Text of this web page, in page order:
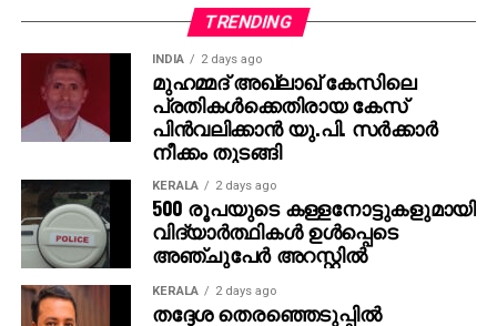
പട്ടികയില്‍ പേരുചേര്‍ക്കാമെന്നും തെരഞ്ഞെടുപ്പ്
കമ്മീഷന്‍ വ്യക്തമാക്കുന്നു.
ബിഹാറിലെ പ്രത്യേക സംഗ്രഹ പട്ടിക
പരിഷ്‌കരണത്തിന് (എസ് ഐ ആര്‍) ശേഷം
സെപ്റ്റംബര്‍ 30ന് പുറത്തിറക്കിയ പട്ടികയില്‍ 7.42 കോടി
വോട്ടര്‍മാരാണുണ്ടായിരുന്നത്. വോട്ടെടുപ്പിനുശേഷം,
നവംബര്‍ 12ന് പുറത്തിറക്കിയ കണക്കില്‍ വോട്ടര്‍മാരുടെ
എണ്ണം 7.45 കോടി ആയി ഉയര്‍ന്നു.
അതേസമയം കോണ്‍ഗ്രസ്, സിപിഎം തുടങ്ങിയ
പാര്‍ട്ടികള്‍ ഈ വര്‍ധനയെ ചോദ്യം ചെയ്തിരുന്നു.
TRENDING
INDIA 2 days ago
മുഹമ്മദ് അഖ്‌ലാഖ് കേസിലെ
പ്രതികള്‍ക്കെതിരായ കേസ്
പിന്‍വലിക്കാന്‍ യു.പി. സര്‍ക്കാര്‍
നീക്കം തുടങ്ങി
KERALA 2 days ago
500 രൂപയുടെ കള്ളനോട്ടുകളുമായി
വിദ്യാര്‍ത്ഥികള്‍ ഉള്‍പ്പെടെ
അഞ്ചുപേര്‍ അറസ്റ്റില്‍
KERALA 2 days ago
തദ്ദേശ തെരഞ്ഞെടുപ്പില്‍